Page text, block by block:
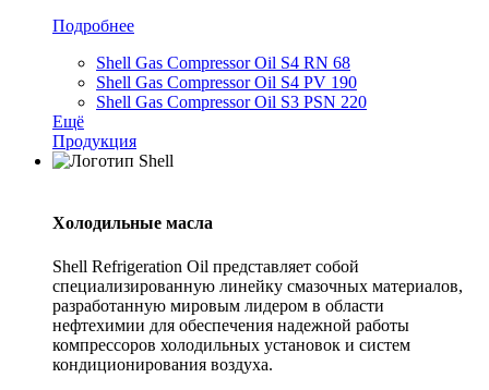
Подробнее
Shell Gas Compressor Oil S4 RN 68
Shell Gas Compressor Oil S4 PV 190
Shell Gas Compressor Oil S3 PSN 220
Ещё
Продукция
Холодильные масла
Shell Refrigeration Oil представляет собой
специализированную линейку смазочных материалов,
разработанную мировым лидером в области
нефтехимии для обеспечения надежной работы
компрессоров холодильных установок и систем
кондиционирования воздуха.